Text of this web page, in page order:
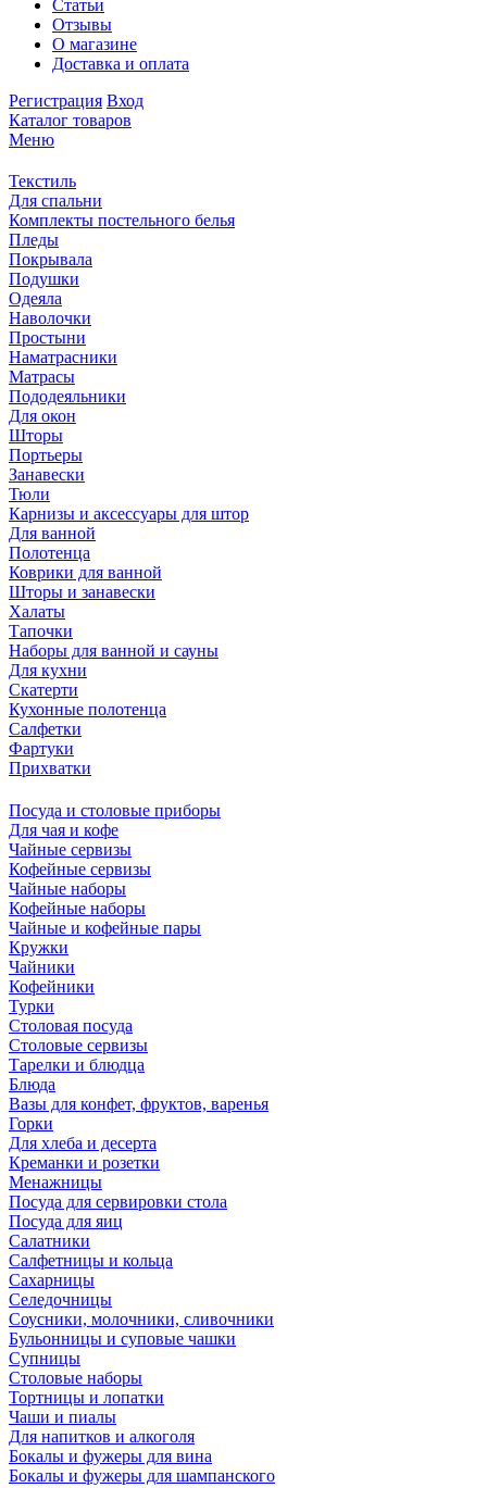
Статьи
Отзывы
О магазине
Доставка и оплата
Регистрация Вход
Каталог товаров
Меню
Текстиль
Для спальни
Комплекты постельного белья
Пледы
Покрывала
Подушки
Одеяла
Наволочки
Простыни
Наматрасники
Матрасы
Пододеяльники
Для окон
Шторы
Портьеры
Занавески
Тюли
Карнизы и аксессуары для штор
Для ванной
Полотенца
Коврики для ванной
Шторы и занавески
Халаты
Тапочки
Наборы для ванной и сауны
Для кухни
Скатерти
Кухонные полотенца
Салфетки
Фартуки
Прихватки
Посуда и столовые приборы
Для чая и кофе
Чайные сервизы
Кофейные сервизы
Чайные наборы
Кофейные наборы
Чайные и кофейные пары
Кружки
Чайники
Кофейники
Турки
Столовая посуда
Столовые сервизы
Тарелки и блюдца
Блюда
Вазы для конфет, фруктов, варенья
Горки
Для хлеба и десерта
Креманки и розетки
Менажницы
Посуда для сервировки стола
Посуда для яиц
Салатники
Салфетницы и кольца
Сахарницы
Селедочницы
Соусники, молочники, сливочники
Бульонницы и суповые чашки
Супницы
Столовые наборы
Тортницы и лопатки
Чаши и пиалы
Для напитков и алкоголя
Бокалы и фужеры для вина
Бокалы и фужеры для шампанского